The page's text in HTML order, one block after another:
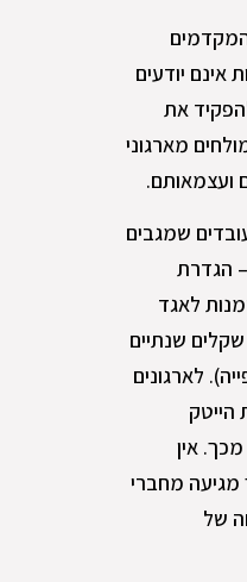
אינם יודעים
את
מארגוני
ועצמאותם.
שמגבים
הגדרת
לאגד
שנתיים
לארגונים
אין
מחברי
של